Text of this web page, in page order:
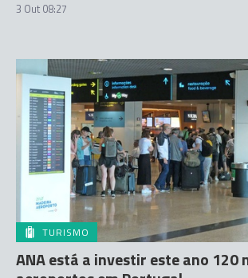
3 Out 08:27
TURISMO
ANA está a investir este ano 120